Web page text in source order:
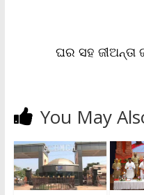
ଘର ସହ ଜୀଅନ୍ତା
You May